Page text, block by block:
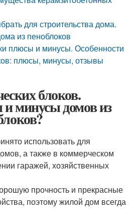
для строительства дома.
из пеноблоков
плюсы и минусы. Особенности
плюсы, минусы, отзывы
блоков.
минусы домов из
использовать для
а также в коммерческом
гаражей, хозяйственных
прочность и прекрасные
поэтому жилой дом всегда